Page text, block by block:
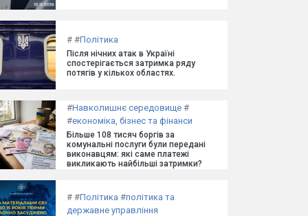
# #Політика
Після нічних атак в Україні
спостерігається затримка ряду
потягів у кількох областях.
#Навколишнє середовище #
#економіка, бізнес та фінанси
Більше 108 тисяч боргів за
комунальні послуги були передані
виконавцям: які саме платежі
викликають найбільші затримки?
# #Політика #політика та
державне управління